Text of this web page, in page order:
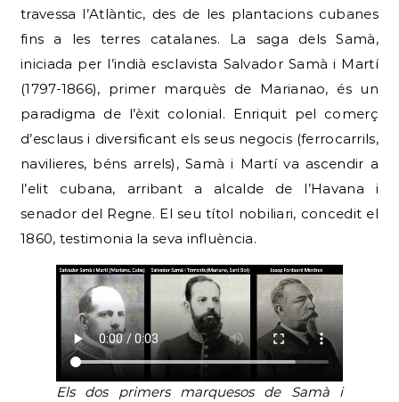
travessa l’Atlàntic, des de les plantacions cubanes
fins a les terres catalanes. La saga dels Samà,
iniciada per l’indià esclavista Salvador Samà i Martí
(1797-1866), primer marquès de Marianao, és un
paradigma de l’èxit colonial. Enriquit pel comerç
d’esclaus i diversificant els seus negocis (ferrocarrils,
navilieres, béns arrels), Samà i Martí va ascendir a
l’elit cubana, arribant a alcalde de l’Havana i
senador del Regne. El seu títol nobiliari, concedit el
1860, testimonia la seva influència.
Els dos primers marquesos de Samà i